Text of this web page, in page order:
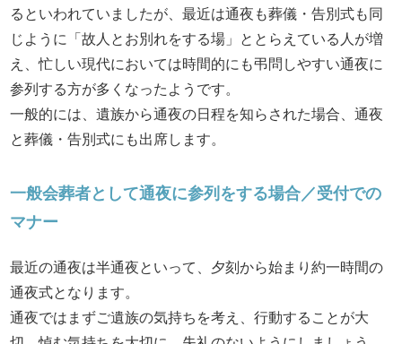
るといわれていましたが、最近は通夜も葬儀・告別式も同
じように「故人とお別れをする場」ととらえている人が増
え、忙しい現代においては時間的にも弔問しやすい通夜に
参列する方が多くなったようです。
一般的には、遺族から通夜の日程を知らされた場合、通夜
と葬儀・告別式にも出席します。
一般会葬者として通夜に参列をする場合／受付での
マナー
最近の通夜は半通夜といって、夕刻から始まり約一時間の
通夜式となります。
通夜ではまずご遺族の気持ちを考え、行動することが大